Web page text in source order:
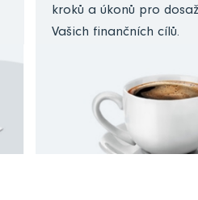
kroků a úkonů pro
Vašich finančních cílů.